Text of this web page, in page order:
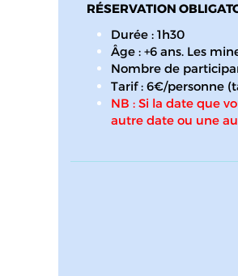
RÉSERVATION
Durée : 1h30
Âge : +6 ans. Les
Nombre de
Tarif : 6€/personne
NB : Si la date que
autre date ou une